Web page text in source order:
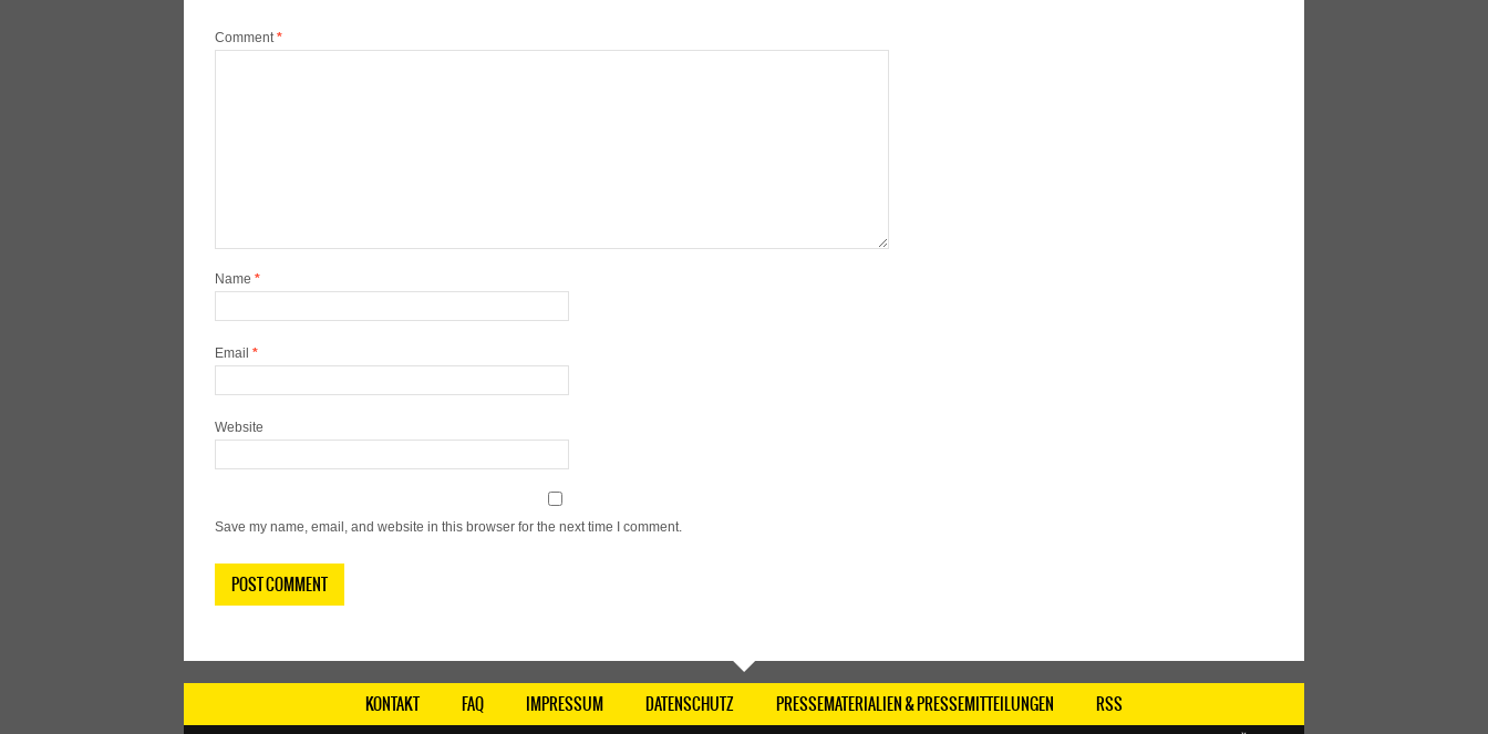
Comment*
Name *
Email *
Website
Save my name, email, and website in this browser for the next time I comment.
KONTAKT FAQ IMPRESSUM DATENSCHUTZ PRESSEMATERIALIEN & PRESSEMITTEILUNGEN RSS